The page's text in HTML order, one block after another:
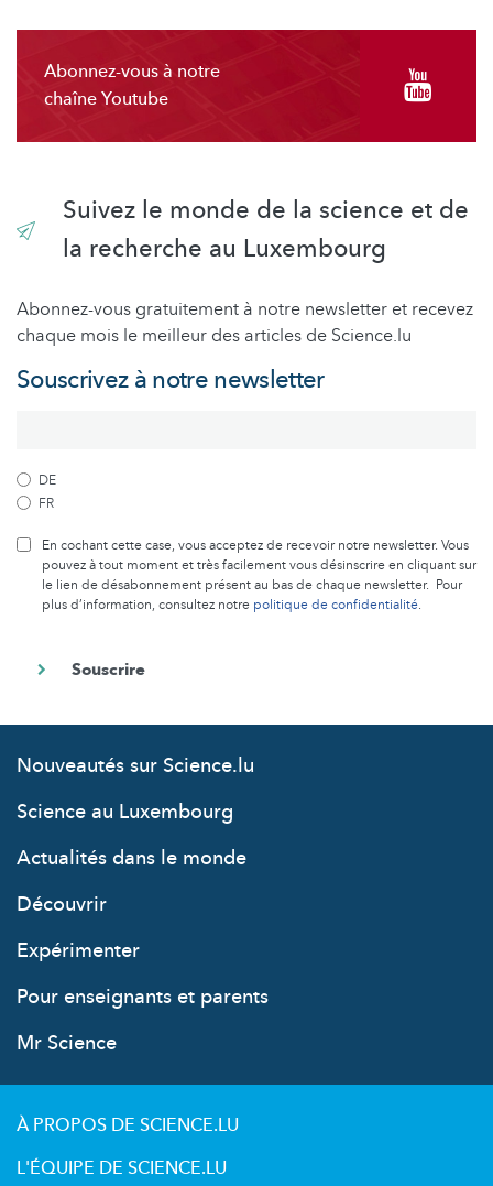
Abonnez-vous à notre
chaîne Youtube
Suivez le monde de la science et de
la recherche au Luxembourg
Abonnez-vous gratuitement à notre newsletter et recevez
chaque mois le meilleur des articles de Science.lu
Souscrivez à notre newsletter
DE
FR
En cochant cette case, vous acceptez de recevoir notre newsletter. Vous
pouvez à tout moment et très facilement vous désinscrire en cliquant sur
le lien de désabonnement présent au bas de chaque newsletter. Pour
plus d’information, consultez notre politique de confidentialité.
Nouveautés sur Science.lu
Science au Luxembourg
Actualités dans le monde
Découvrir
Expérimenter
Pour enseignants et parents
Mr Science
À PROPOS DE SCIENCE.LU
L'ÉQUIPE DE SCIENCE.LU